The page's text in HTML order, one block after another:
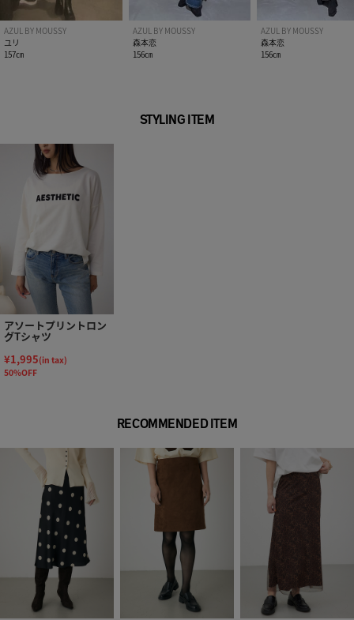
AZUL BY MOUSSY
ユリ
157㎝
AZUL BY MOUSSY
森本恋
156㎝
AZUL BY MOUSSY
森本恋
156㎝
STYLING ITEM
アソートプリントロン
グTシャツ
¥1,995(in tax)
50%OFF
RECOMMENDED ITEM